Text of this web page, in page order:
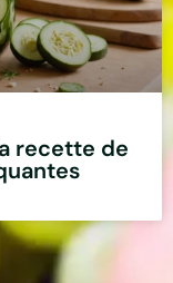
recette de